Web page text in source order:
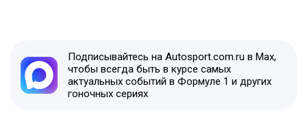
Подписывайтесь на Autosport.com.ru в Max,
чтобы всегда быть в курсе самых
актуальных событий в Формуле 1 и других
гоночных сериях